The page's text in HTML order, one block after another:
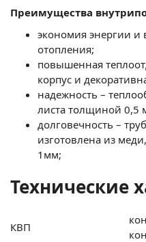
Преимущества
экономия энергии и
отопления;
повышенная
корпус и
надежность –
листа толщиной 0,5
долговечность –
изготовлена из
1мм;
Технические
КВП